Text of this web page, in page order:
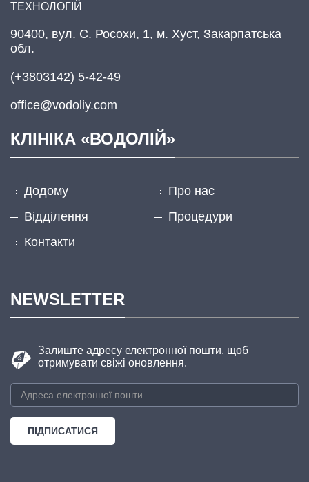
ТЕХНОЛОГІЙ
90400, вул. С. Росохи, 1, м. Хуст, Закарпатська
обл.
(+3803142) 5-42-49
office@vodoliy.com
КЛІНІКА «ВОДОЛІЙ»
Додому
Про нас
Відділення
Процедури
Контакти
NEWSLETTER
Залиште адресу електронної пошти, щоб
отримувати свіжі оновлення.
Електронна пошта
ПІДПИСАТИСЯ